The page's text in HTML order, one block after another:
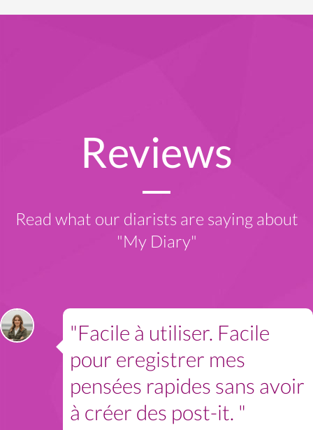
Reviews
Read what our diarists are saying about
"My Diary"
"Facile à utiliser. Facile
pour eregistrer mes
pensées rapides sans avoir
à créer des post-it. "